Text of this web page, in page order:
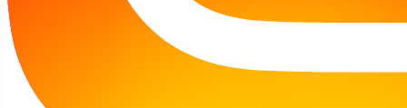
Byłyśmy wzruszone pięknymi
podziękowaniami od dzieci, opiekunek i
dyrekcji żłobka. Mamy nadzieję, że miłość do
książek będzie w nich rosła i rozkwitała!